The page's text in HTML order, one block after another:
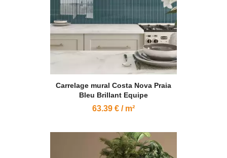
Carrelage mural Costa Nova Praia
Bleu Brillant Equipe
63.39 € / m²